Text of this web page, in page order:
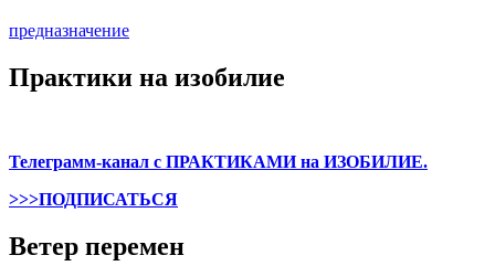
предназначение
Практики на изобилие
Телеграмм-канал с ПРАКТИКАМИ на ИЗОБИЛИЕ.
>>>ПОДПИСАТЬСЯ
Ветер перемен